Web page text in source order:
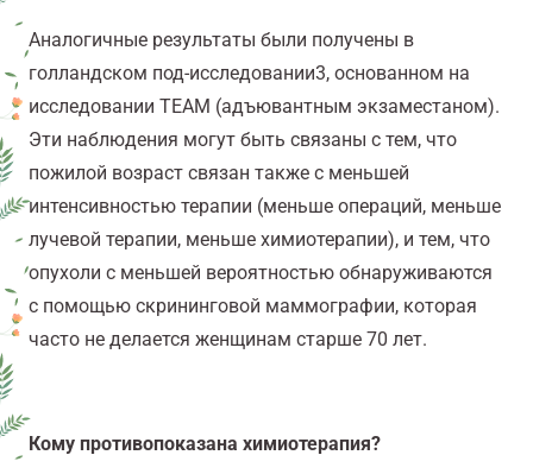
Аналогичные результаты были получены в
голландском под-исследовании3, основанном на
исследовании TEAM (адъювантным экзаместаном).
Эти наблюдения могут быть связаны с тем, что
пожилой возраст связан также с меньшей
интенсивностью терапии (меньше операций, меньше
лучевой терапии, меньше химиотерапии), и тем, что
опухоли с меньшей вероятностью обнаруживаются
с помощью скрининговой маммографии, которая
часто не делается женщинам старше 70 лет.
Кому противопоказана химиотерапия?